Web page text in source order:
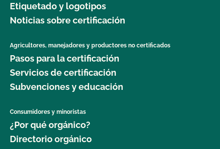
Etiquetado y logotipos
Noticias sobre certificación
Agricultores, manejadores y productores no certificados
Pasos para la certificación
Servicios de certificación
Subvenciones y educación
Consumidores y minoristas
¿Por qué orgánico?
Directorio orgánico